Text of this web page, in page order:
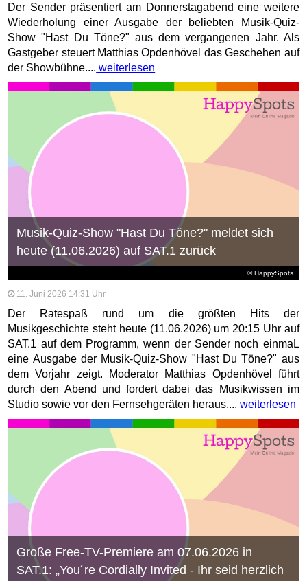
Der Sender präsentiert am Donnerstagabend eine weitere
Wiederholung einer Ausgabe der beliebten Musik-Quiz-
Show "Hast Du Töne?" aus dem vergangenen Jahr. Als
Gastgeber steuert Matthias Opdenhövel das Geschehen auf
der Showbühne.... weiterlesen
© HappySpots
Musik-Quiz-Show "Hast Du Töne?" meldet sich
heute (11.06.2026) auf SAT.1 zurück
11. Juni 2026 14:31 Uhr
Der Ratespaß rund um die größten Hits der
Musikgeschichte steht heute (11.06.2026) um 20:15 Uhr auf
SAT.1 auf dem Programm, wenn der Sender noch einmaL
eine Ausgabe der Musik-Quiz-Show "Hast Du Töne?" aus
dem Vorjahr zeigt. Moderator Matthias Opdenhövel führt
durch den Abend und fordert dabei das Musikwissen im
Studio sowie vor den Fernsehgeräten heraus.... weiterlesen
Große Free-TV-Premiere am 07.06.2026 in
SAT.1: „You´re Cordially Invited - Ihr seid herzlich